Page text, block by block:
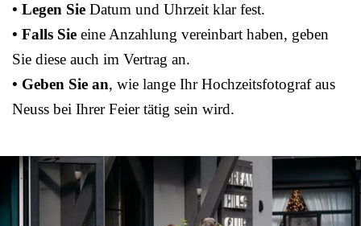
• Legen Sie Datum und Uhrzeit klar fest.
• Falls Sie eine Anzahlung vereinbart haben, geben
Sie diese auch im Vertrag an.
• Geben Sie an, wie lange Ihr Hochzeitsfotograf aus
Neuss bei Ihrer Feier tätig sein wird.